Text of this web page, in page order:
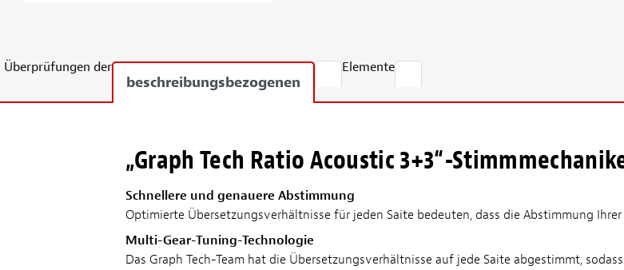
Überprüfungen der
beschreibungsbezogenen
Elemente
„Graph Tech Ratio Acoustic 3+3“-
Schnellere und genauere Abstimmung
Optimierte Übersetzungsverhältnisse für jeden Saite bedeuten, dass die Abstimmung
Multi-Gear-Tuning-Technologie
Das Graph Tech-Team hat die Übersetzungsverhältnisse auf jede Saite abgestimmt,